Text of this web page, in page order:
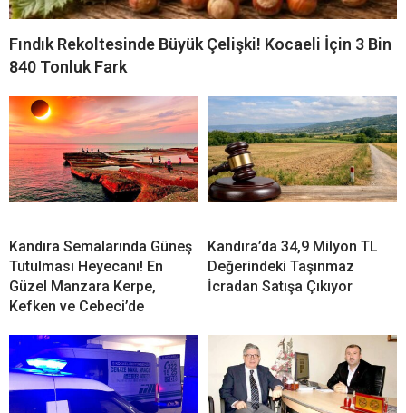
Fındık Rekoltesinde Büyük Çelişki! Kocaeli İçin 3 Bin
840 Tonluk Fark
Kandıra Semalarında Güneş
Tutulması Heyecanı! En
Güzel Manzara Kerpe,
Kefken ve Cebeci’de
Kandıra’da 34,9 Milyon TL
Değerindeki Taşınmaz
İcradan Satışa Çıkıyor